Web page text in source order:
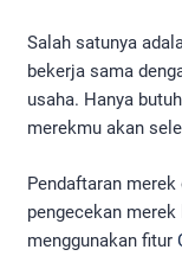
Salah satunya
bekerja sama
usaha. Hanya
merekmu akan
Pendaftaran
pengecekan
menggunakan fitur